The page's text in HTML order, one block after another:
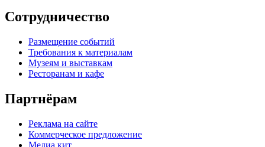
Сотрудничество
Размещение событий
Требования к материалам
Музеям и выставкам
Ресторанам и кафе
Партнёрам
Реклама на сайте
Коммерческое предложение
Медиа кит